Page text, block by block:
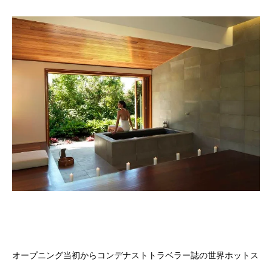
オープニング当初からコンデナストトラベラー誌の世界ホットス